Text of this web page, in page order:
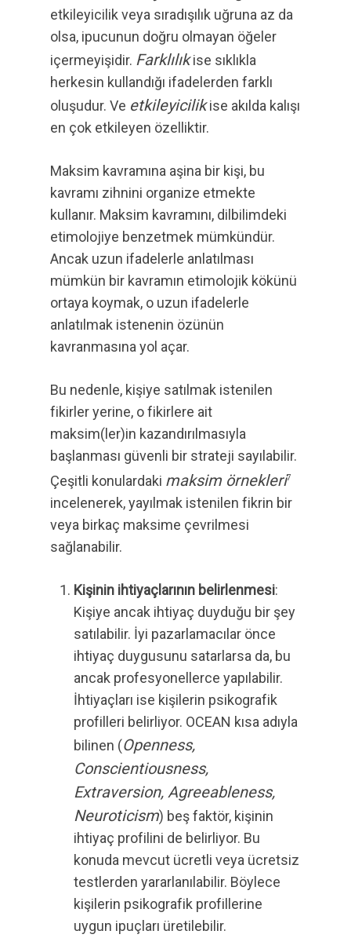
etkileyicilik veya sıradışılık uğruna az da
olsa, ipucunun doğru olmayan öğeler
içermeyişidir. Farklılıkise sıklıkla
herkesin kullandığı ifadelerden farklı
oluşudur. Ve etkileyicilikise akılda kalışı
en çok etkileyen özelliktir.
Maksim kavramına aşina bir kişi, bu
kavramı zihnini organize etmekte
kullanır. Maksim kavramını, dilbilimdeki
etimolojiye benzetmek mümkündür.
Ancak uzun ifadelerle anlatılması
mümkün bir kavramın etimolojik kökünü
ortaya koymak, o uzun ifadelerle
anlatılmak istenenin özünün
kavranmasına yol açar.
Bu nedenle, kişiye satılmak istenilen
fikirler yerine, o fikirlere ait
maksim(ler)in kazandırılmasıyla
başlanması güvenli bir strateji sayılabilir.
Çeşitli konulardaki maksim örnekleri7
incelenerek, yayılmak istenilen fikrin bir
veya birkaç maksime çevrilmesi
sağlanabilir.
Kişinin ihtiyaçlarının belirlenmesi:
Kişiye ancak ihtiyaç duyduğu bir şey
satılabilir. İyi pazarlamacılar önce
ihtiyaç duygusunu satarlarsa da, bu
ancak profesyonellerce yapılabilir.
İhtiyaçları ise kişilerin psikografik
profilleri belirliyor. OCEAN kısa adıyla
bilinen (Openness,
Conscientiousness,
Extraversion, Agreeableness,
Neuroticism) beş faktör, kişinin
ihtiyaç profilini de belirliyor. Bu
konuda mevcut ücretli veya ücretsiz
testlerden yararlanılabilir. Böylece
kişilerin psikografik profillerine
uygun ipuçları üretilebilir.